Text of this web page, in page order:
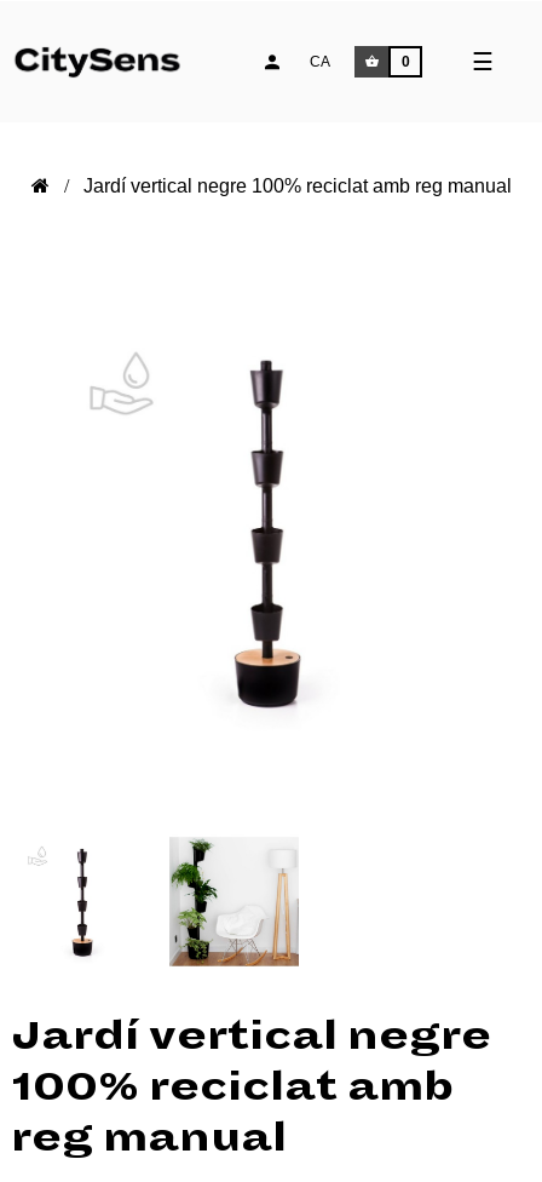
☰
CA 0
Jardí vertical negre 100% reciclat amb reg manual
Jardí vertical negre
100% reciclat amb
reg manual